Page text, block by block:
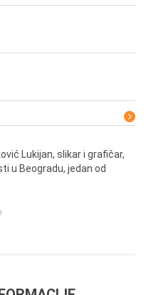
Lukijan, slikar i grafičar,
u Beogradu, jedan od